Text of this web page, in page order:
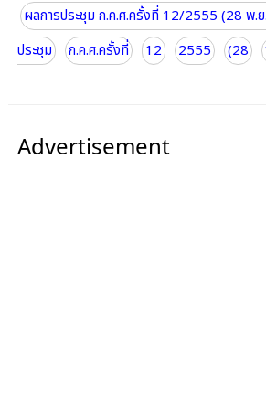
ผลการประชุม ก.ค.ศ.ครั้งที่ 12/2555 (28 พ.
ประชุม
ก.ค.ศ.ครั้งที่ 12 2555 (28
Advertisement